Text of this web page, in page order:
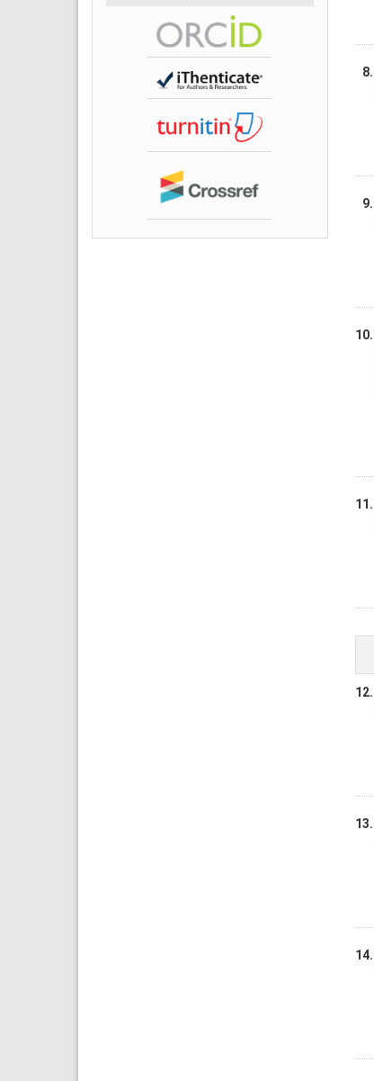
8.
9.
10.
11.
12.
13.
14.